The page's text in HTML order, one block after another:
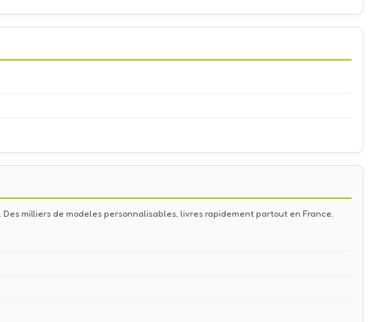
milliers de modeles personnalisables, livres rapidement partout en France.